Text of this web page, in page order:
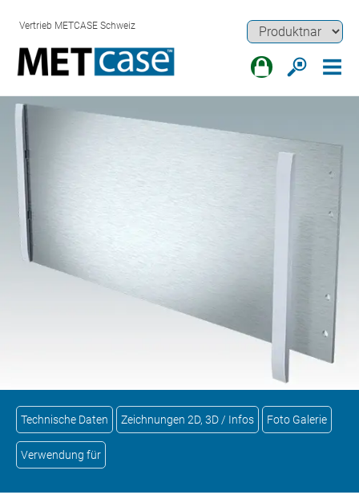
Vertrieb METCASE Schweiz
Technische Daten Zeichnungen 2D, 3D / Infos Foto Galerie
Verwendung für